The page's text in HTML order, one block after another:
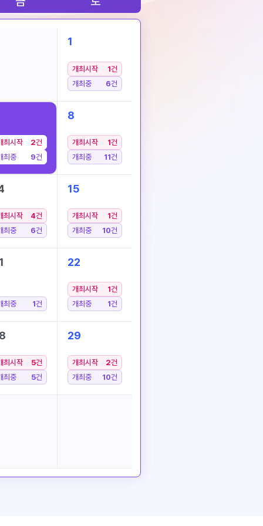
1
개최시작 1건
개최중
6건
최시작 2건
최중
9건
8
개최시작 1건
개최중
11건
최시작 4건
최중
6건
15
개최시작 1건
개최중
10건
최중 1건
22
개최시작 1건
개최중
1건
최시작 5건
최중
5건
29
개최시작 2건
개최중
10건